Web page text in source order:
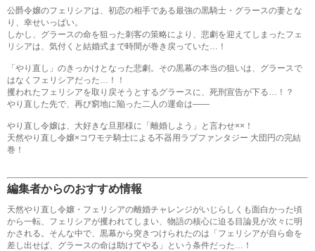
公爵令嬢のフェリシアは、初恋の相手である最強の黒騎士・グラースの妻とな
り、幸せいっぱい。
しかし、グラースの命を狙った刺客の策略により、悲劇を迎えてしまったフェ
リシアは、気付くと結婚式まで時間が巻き戻っていた…！
「やり直し」のきっかけとなった悲劇。その黒幕の本当の狙いは、グラースで
はなくフェリシアだった…！！
攫われたフェリシアを取り戻そうとするグラースに、死刑宣告が下る…！？
やり直した先で、再び窮地に陥った二人の運命は――
やり直し令嬢は、大好きな旦那様に「離婚しよう」と言わせ××！
天然やり直し令嬢×コワモテ騎士による不器用ラブファンタジー 大団円の完結
巻！
編集者からのおすすめ情報
天然やり直し令嬢・フェリシアの離婚チャレンジがいじらしくも面白かった頃
から一転、フェリシアが攫われてしまい、物語の核心に迫る目論見が次々に明
かされる。そんな中で、黒幕から突きつけられたのは「フェリシアが自ら命を
差し出せば、グラースの命は助けてやる」という条件だった…！